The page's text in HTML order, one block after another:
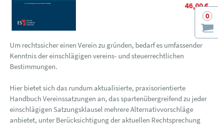
0
46,00 €
Um rechtssicher einen Verein zu gründen, bedarf es umfassender
Kenntnis der einschlägigen vereins- und steuerrechtlichen
Bestimmungen.
Hier bietet sich das rundum aktualisierte, praxisorientierte
Handbuch Vereinssatzungen an, das spartenübergreifend zu jeder
einschlägigen Satzungsklausel mehrere Alternativvorschläge
anbietet, unter Berücksichtigung der aktuellen Rechtsprechung